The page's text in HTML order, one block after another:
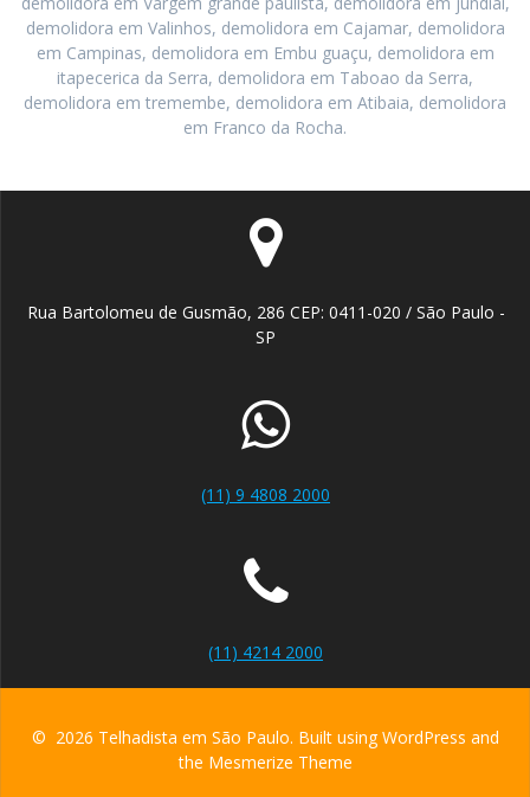
demolidora em Valinhos, demolidora em Cajamar, demolidora
em Campinas, demolidora em Embu guaçu, demolidora em
itapecerica da Serra, demolidora em Taboao da Serra,
demolidora em tremembe, demolidora em Atibaia, demolidora
em Franco da Rocha.
Rua Bartolomeu de Gusmão, 286 CEP: 0411-020 / São Paulo -
SP
(11) 9 4808 2000
(11) 4214 2000
© 2026 Telhadista em São Paulo. Built using WordPress and
the Mesmerize Theme